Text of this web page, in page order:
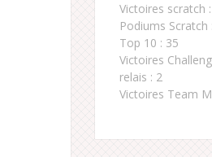
Victoires scratch
Podiums Scratch
Top 10 : 35
Victoires
relais : 2
Victoires Team